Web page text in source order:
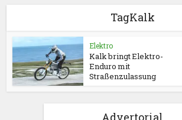
TagKalk
Elektro
Kalk bringt Elektro-
Enduro mit
Straßenzulassung
Advertorial